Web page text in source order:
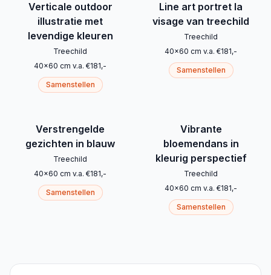
Verticale outdoor
illustratie met
levendige kleuren
Treechild
40x60 cm v.a. €181,-
Samenstellen
Line art portret la
visage van treechild
Treechild
40x60 cm v.a. €181,-
Samenstellen
Verstrengelde
gezichten in blauw
Treechild
40x60 cm v.a. €181,-
Samenstellen
Vibrante
bloemendans in
kleurig perspectief
Treechild
40x60 cm v.a. €181,-
Samenstellen